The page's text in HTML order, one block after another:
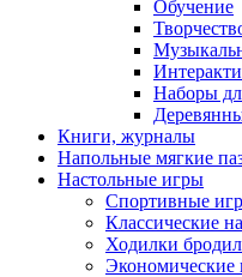
Обучение
Наборы
Книги, журналы
Напольные мягкие
Настольные игры
Спортивные
Классические
Ходилки
Экономические